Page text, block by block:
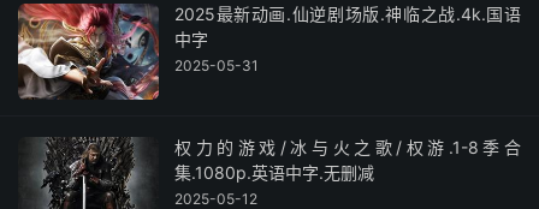
2025最新动画.仙逆剧场版.神临之战.4k.国语
中字
2025-05-31
权力的游戏/冰与火之歌/权游.1-8季合
集.1080p.英语中字.无删减
2025-05-12